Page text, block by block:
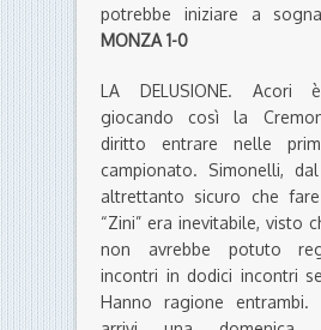
potrebbe iniziare a
MONZA 1-0
LA DELUSIONE. Acori
giocando così la
diritto entrare nelle
campionato. Simonelli,
altrettanto sicuro che
“Zini” era inevitabile, visto
non avrebbe potuto
incontri in dodici incontri
Hanno ragione